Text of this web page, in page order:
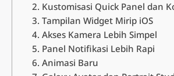
2. Kustomisasi Quick Panel dan
3. Tampilan Widget Mirip iOS
4. Akses Kamera Lebih Simpel
5. Panel Notifikasi Lebih Rapi
6. Animasi Baru